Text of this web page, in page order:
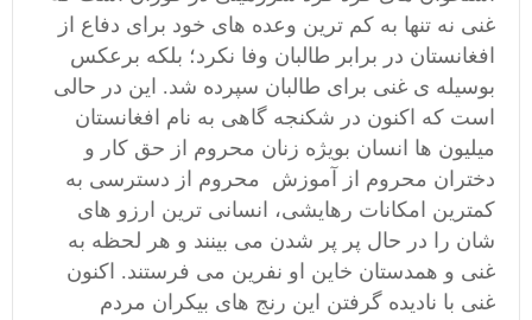
غنی نه تنها به کم ترین وعده های خود برای دفاع از
افغانستان در برابر طالبان وفا نکرد؛ بلکه برعکس
بوسیله ی غنی برای طالبان سپرده شد. این در حالی
است که اکنون در شکنجه گاهی به نام افغانستان
میلیون ها انسان بویژه زنان محروم از حق کار و
دختران محروم از آموزش محروم از دسترسی به
کمترین امکانات رهایشی، انسانی ترین ارزو های
شان را در حال پر پر شدن می بینند و هر لحظه به
غنی و همدستان خاین او نفرین می فرستند. اکنون
غنی با نادیده گرفتن این رنج های بیکران مردم